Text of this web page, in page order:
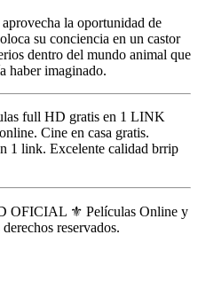
la oportunidad de
su conciencia en un castor
dentro del mundo animal que
haber imaginado.
full HD gratis en 1 LINK
Cine en casa gratis.
1 link. Excelente calidad brrip
OFICIAL ⚜️ Películas Online y
reservados.